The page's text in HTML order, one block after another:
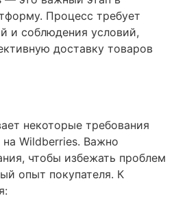
Процесс требует
и соблюдения условий,
доставку товаров
некоторые требования
на Wildberries. Важно
чтобы избежать проблем
опыт покупателя. К